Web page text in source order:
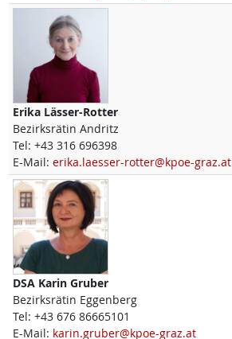
Erika Lässer-Rotter
Bezirksrätin Andritz
Tel: +43 316 696398
E-Mail: erika.laesser-rotter@kpoe-graz.at
DSA Karin Gruber
Bezirksrätin Eggenberg
Tel: +43 676 86665101
E-Mail: karin.gruber@kpoe-graz.at